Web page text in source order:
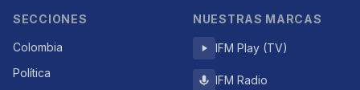
SECCIONES
Colombia
Política
NUESTRAS MARCAS
IFM Play (TV)
IFM Radio